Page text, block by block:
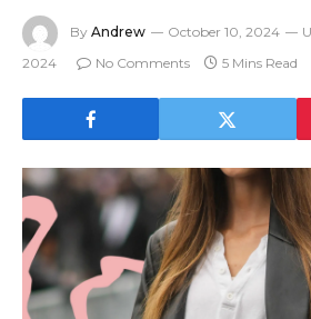
By Andrew October 10, 2024
2024
No Comments 5 Mins Read